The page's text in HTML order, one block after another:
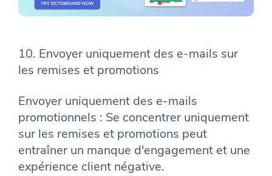
10. Envoyer uniquement des e-mails sur
les remises et promotions
Envoyer uniquement des e-mails
promotionnels : Se concentrer uniquement
sur les remises et promotions peut
entraîner un manque d'engagement et une
expérience client négative.